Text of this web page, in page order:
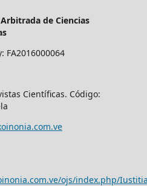
de Ciencias
FA2016000064
Científicas. Código:
ojs/index.php/